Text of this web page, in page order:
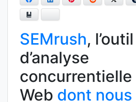
SEMrush, l’outil
d’analyse
concurrentielle
Web dont nous